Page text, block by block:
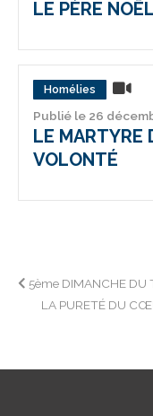
LE PÈRE
Homélies
Publié le 26
LE MARTYRE
VOLONTÉ
l’article
5ème DIMANCHE DU
LA PURETÉ DU